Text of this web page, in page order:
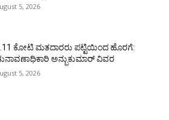
5, 2026
ಕೋಟಿ ಮತದಾರರು ಪಟ್ಟಿಯಿಂದ ಹೊರಗೆ:
ಅನ್ಬುಕುಮಾರ್ ವಿವರ
5, 2026